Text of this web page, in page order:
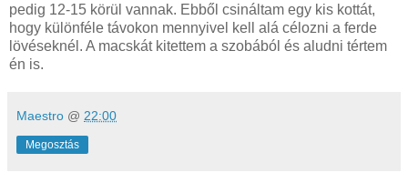
pedig 12-15 körül vannak. Ebből csináltam egy kis kottát,
hogy különféle távokon mennyivel kell alá célozni a ferde
lövéseknél. A macskát kitettem a szobából és aludni tértem
én is.
Maestro @ 22:00
Megosztás